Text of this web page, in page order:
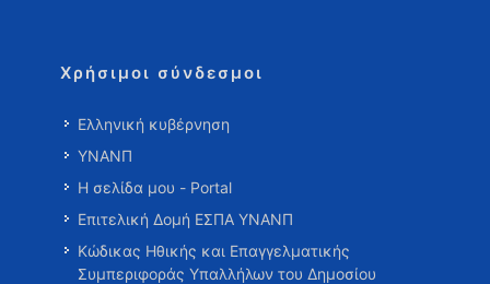
Χρήσιμοι σύνδεσμοι
Ελληνική κυβέρνηση
ΥΝΑΝΠ
Η σελίδα μου - Portal
Επιτελική Δομή ΕΣΠΑ ΥΝΑΝΠ
Κώδικας Ηθικής και Επαγγελματικής
Συμπεριφοράς Υπαλλήλων του Δημοσίου